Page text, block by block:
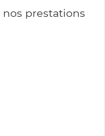
prestations